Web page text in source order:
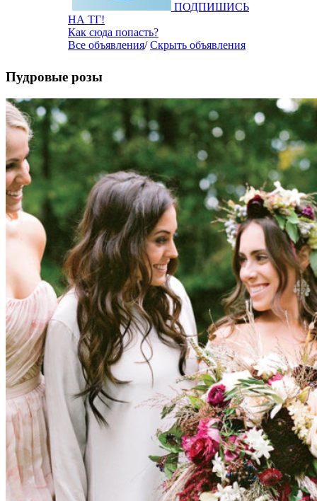
ПОДПИШИСЬ
НА ТГ!
Как сюда попасть?
Все объявления/Скрыть объявления
Пудровые розы